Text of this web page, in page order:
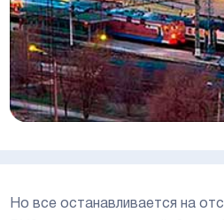
Но все останавливается на